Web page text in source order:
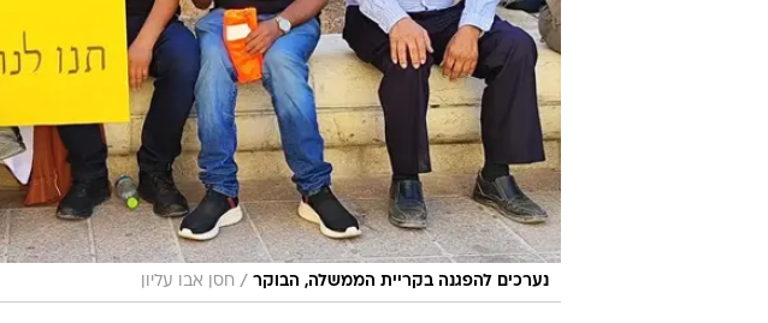
נערכים להפגנה בקריית הממשלה, הבוקר / חסן אבו עליון